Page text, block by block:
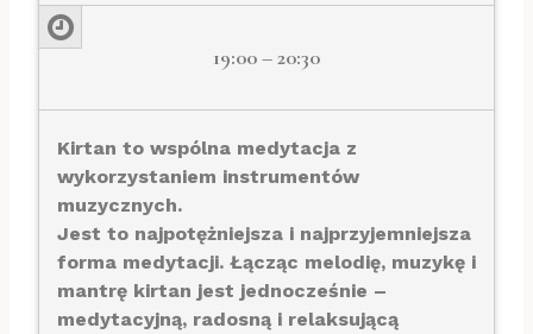
19:00 – 20:30
Kirtan to wspólna medytacja z
wykorzystaniem instrumentów
muzycznych.
Jest to najpotężniejsza i najprzyjemniejsza
forma medytacji. Łącząc melodię, muzykę i
mantrę kirtan jest jednocześnie –
medytacyjną, radosną i relaksującą